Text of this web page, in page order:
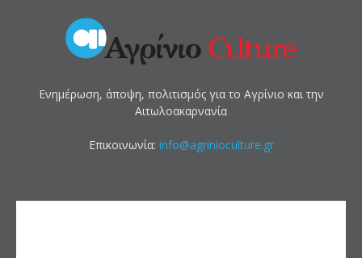
Ενημέρωση, άποψη, πολιτισμός για το Αγρίνιο και την
Αιτωλοακαρνανία
Επικοινωνία: info@agrinioculture.gr